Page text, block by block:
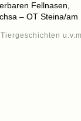
Fellnasen,
– OT Steina/am
Tiergeschichten